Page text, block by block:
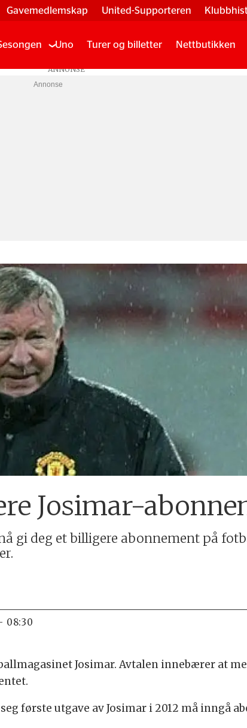
Gavemedlemskap United-Supporteren
Uno Turer og billetter Nettbutikken
Annonse
Josimar-
gi deg et billigere abonnement på
- 08:30
Josimar. Avtalen innebærer at
første utgave av Josimar i 2012 må inngå